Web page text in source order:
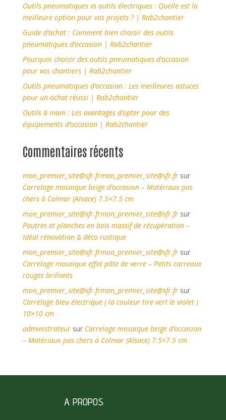
Outils pneumatiques vs outils électriques : Quelle est la
meilleure option pour vos projets ? | Rab2chantier
Guide d’achat : Comment bien choisir des outils
pneumatiques d’occasion | Rab2chantier
Pourquoi choisir des outils pneumatiques d’occasion
pour vos chantiers | Rab2chantier
Outils pneumatiques d’occasion : Les meilleures astuces
pour un achat réussi | Rab2chantier
Outils à main : Les avantages d’opter pour des
équipements d’occasion | Rab2chantier
Commentaires récents
mon_premier_site@sfr.frmon_premier_site@sfr.frsur
Carrelage mosaïque beige d’occasion – Matériaux pas
chers à Colmar (Alsace) 7.5×7.5 cm
mon_premier_site@sfr.frmon_premier_site@sfr.frsur
Poutres et planches en bois massif de récupération –
Idéal rénovation & déco rustique
mon_premier_site@sfr.frmon_premier_site@sfr.frsur
Carrelage mosaïque effet pâte de verre – Petits carreaux
rouges brillants
mon_premier_site@sfr.frmon_premier_site@sfr.frsur
Carrelage bleu électrique ( la couleur tire vert le violet )
10×10 cm
administrateursur Carrelage mosaïque beige d’occasion
– Matériaux pas chers à Colmar (Alsace) 7.5×7.5 cm
A PROPOS